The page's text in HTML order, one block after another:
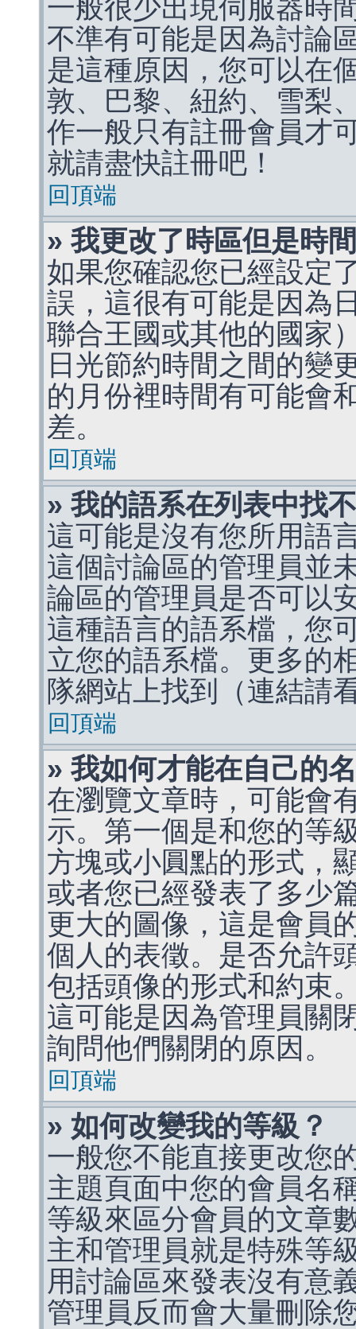
一般很少出現伺服器時
不準有可能是因為討論
是這種原因，您可以在
敦、巴黎、紐約、雪梨
作一般只有註冊會員才
就請盡快註冊吧！
回頂端
» 我更改了時區但是時
如果您確認您已經設定
誤，這很有可能是因為
聯合王國或其他的國家
日光節約時間之間的變
的月份裡時間有可能會
差。
回頂端
» 我的語系在列表中找
這可能是沒有您所用語
這個討論區的管理員並
論區的管理員是否可以
這種語言的語系檔，您
立您的語系檔。更多的
隊網站上找到（連結請
回頂端
» 我如何才能在自己的
在瀏覽文章時，可能會
示。第一個是和您的等
方塊或小圓點的形式，
或者您已經發表了多少
更大的圖像，這是會員
個人的表徵。是否允許
包括頭像的形式和約束
這可能是因為管理員關
詢問他們關閉的原因。
回頂端
» 如何改變我的等級？
一般您不能直接更改您
主題頁面中您的會員名
等級來區分會員的文章
主和管理員就是特殊等
用討論區來發表沒有意
管理員反而會大量刪除